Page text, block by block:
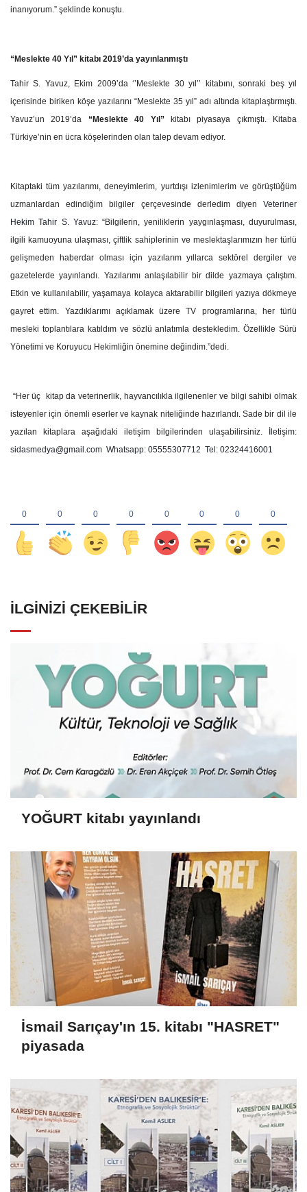
inanıyorum.” şeklinde konuştu.
“Meslekte 40 Yıl” kitabı 2019’da yayınlanmıştı
Tahir S. Yavuz, Ekim 2009’da ‘’Meslekte 30 yıl’’ kitabını, sonraki beş yıl
içerisinde biriken köşe yazılarını “Meslekte 35 yıl” adı altında kitaplaştırmıştı.
Yavuz’un 2019’da “Meslekte 40 Yıl”kitabı piyasaya çıkmıştı. Kitaba
Türkiye’nin en ücra köşelerinden olan talep devam ediyor.
Kitaptaki tüm yazılarımı, deneyimlerim, yurtdışı izlenimlerim ve görüştüğüm
uzmanlardan edindiğim bilgiler çerçevesinde derledim diyen Veteriner
Hekim Tahir S. Yavuz: “Bilgilerin, yeniliklerin yaygınlaşması, duyurulması,
ilgili kamuoyuna ulaşması, çiftlik sahiplerinin ve meslektaşlarımızın her türlü
gelişmeden haberdar olması için yazılarım yıllarca sektörel dergiler ve
gazetelerde yayınlandı. Yazılarımı anlaşılabilir bir dilde yazmaya çalıştım.
Etkin ve kullanılabilir, yaşamaya kolayca aktarabilir bilgileri yazıya dökmeye
gayret ettim. Yazdıklarımı açıklamak üzere TV programlarına, her türlü
mesleki toplantılara katıldım ve sözlü anlatımla destekledim. Özellikle Sürü
Yönetimi ve Koruyucu Hekimliğin önemine değindim.”dedi.
“Her üç kitap da veterinerlik, hayvancılıkla ilgilenenler ve bilgi sahibi olmak
isteyenler için önemli eserler ve kaynak niteliğinde hazırlandı. Sade bir dil ile
yazılan kitaplara aşağıdaki iletişim bilgilerinden ulaşabilirsiniz. İletişim:
sidasmedya@gmail.com Whatsapp: 05555307712 Tel: 02324416001
İLGINIZI ÇEKEBILIR
YOĞURT kitabı yayınlandı
İsmail Sarıçay'ın 15. kitabı "HASRET"
piyasada